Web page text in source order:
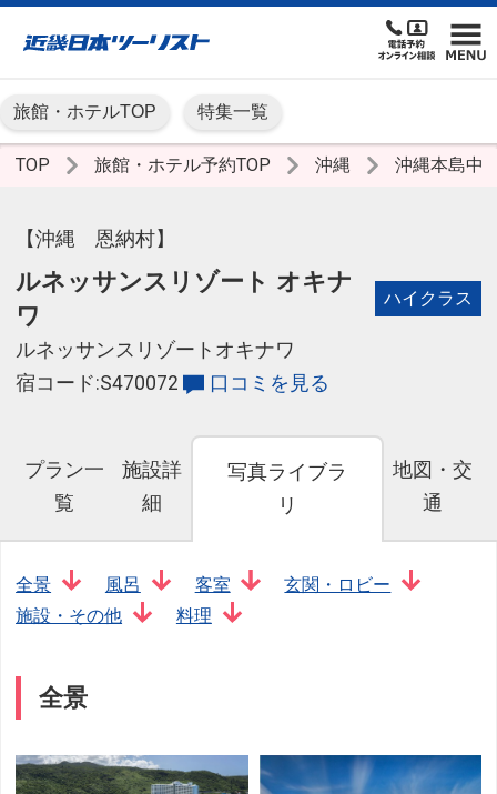
旅館・ホテルTOP 特集一覧
TOP 旅館・ホテル予約TOP 沖縄 沖縄本島中
【沖縄 恩納村】
ルネッサンスリゾート オキナ
ワ
ハイクラス
ルネッサンスリゾートオキナワ
宿コード:S470072
口コミを見る
プラン一
覧
施設詳
細
写真ライブラ
リ
地図・交
通
全景 風呂 客室
玄関・ロビー
施設・その他
料理
全景